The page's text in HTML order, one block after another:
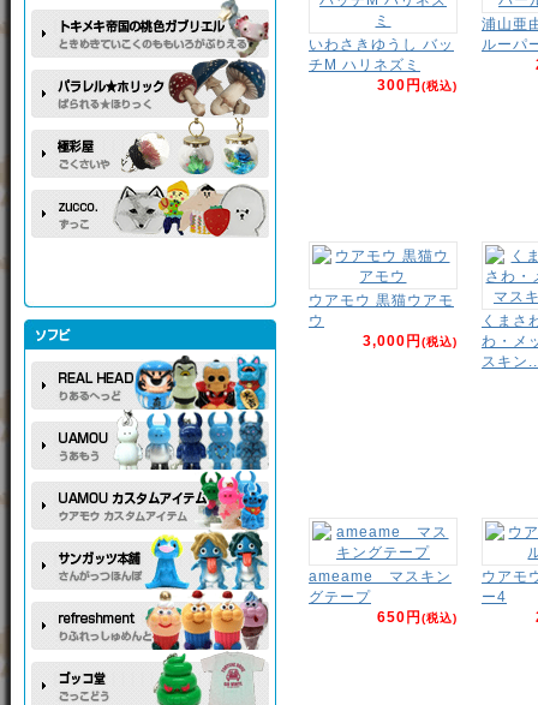
いわさきゆうし バッ
チM ハリネズミ
300円(税込)
浦山亜
ルーパ
ウアモウ 黒猫ウアモ
ウ
3,000円(税込)
くまさ
わ・メ
スキン
ameame マスキン
グテープ
650円(税込)
ウアモ
ー4